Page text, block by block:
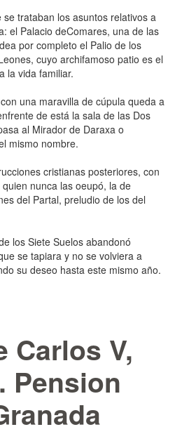
trataban los asuntos relativos a
el Palacio deComares, una de las
por completo el Palio de los
cuyo archifamoso patio es el
la vida familiar.
una maravilla de cúpula queda a
de está la sala de las Dos
al Mirador de Daraxa o
mismo nombre.
cristianas posteriores, con
nunca las oeupó, la de
del Partal, preludio de los del
los Siete Suelos abando­nó
se tapiara y no se vol­viera a
su deseo hasta este mismo año.
Carlos V,
Pension